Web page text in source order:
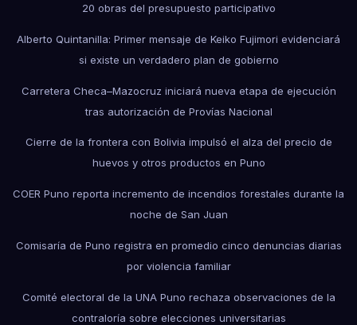
20 obras del presupuesto participativo
Alberto Quintanilla: Primer mensaje de Keiko Fujimori evidenciará
si existe un verdadero plan de gobierno
Carretera Checa–Mazocruz iniciará nueva etapa de ejecución
tras autorización de Provías Nacional
Cierre de la frontera con Bolivia impulsó el alza del precio de
huevos y otros productos en Puno
COER Puno reporta incremento de incendios forestales durante la
noche de San Juan
Comisaría de Puno registra en promedio cinco denuncias diarias
por violencia familiar
Comité electoral de la UNA Puno rechaza observaciones de la
contraloría sobre elecciones universitarias